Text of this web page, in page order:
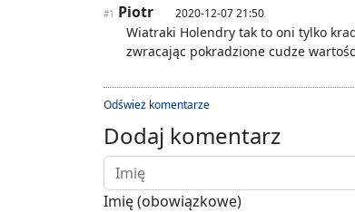
#1 Piotr 2020-12-07 21:50
Wiatraki Holendry tak to oni tylko
zwracając pokradzione cudze
Odśwież komentarze
Dodaj komentarz
Imię (obowiązkowe)